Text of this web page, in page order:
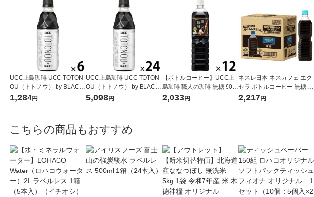
UCC上島珈琲 UCC TOTON
OU（トトノウ） by BLACK
無糖 500ml 1セット（6本）
1,284円
UCC上島珈琲 UCC TOTON
OU（トトノウ） by BLACK
無糖 500ml 1箱（24本入）
5,098円
【ボトルコーヒー】UCC上
島珈琲 職人の珈琲 無糖 900
ml 1箱（12本入）
2,033円
ネスレ日本 ネスカフェ エク
セラ ボトルコーヒー 無糖 ラ
ベルレス 900ml 1箱（12本
入）
2,217円
こちらの商品もおすすめ